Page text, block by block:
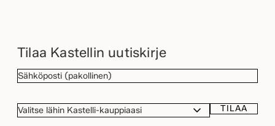
Tilaa Kastellin uutiskirje
SÄHKÖPOSTI(Pakollinen)
VALITSE
TILAA